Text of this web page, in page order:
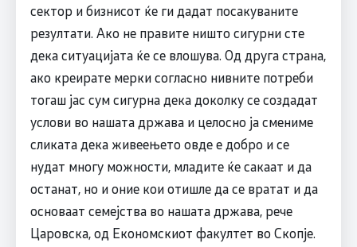
сектор и бизнисот ќе ги дадат посакуваните
резултати. Ако не правите ништо сигурни сте
дека ситуацијата ќе се влошува. Од друга страна,
ако креирате мерки согласно нивните потреби
тогаш јас сум сигурна дека доколку се создадат
услови во нашата држава и целосно ја смениме
сликата дека живеењето овде е добро и се
нудат многу можности, младите ќе сакаат и да
останат, но и оние кои отишле да се вратат и да
основаат семејства во нашата држава, рече
Царовска, од Економскиот факултет во Скопје.